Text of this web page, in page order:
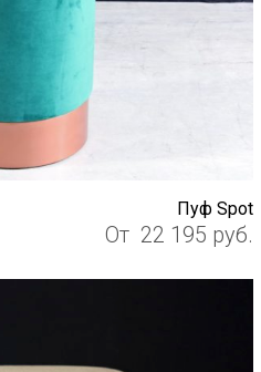
Пуф Spot
От 22 195 руб.